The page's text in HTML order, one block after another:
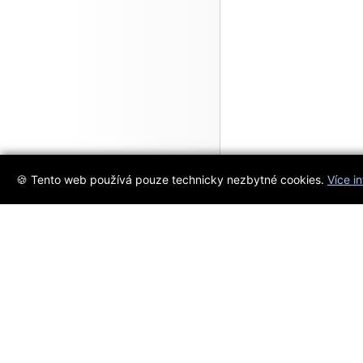
🍪 Tento web používá pouze technicky nezbytné cookies. Více